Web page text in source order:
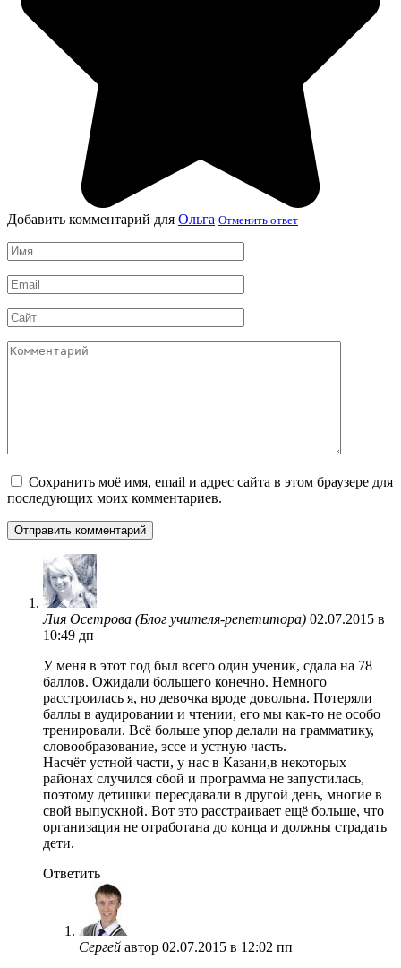
Добавить комментарий для Ольга Отменить ответ
Имя
*
Email
*
Сайт
Комментарий
Сохранить моё имя, email и адрес сайта в этом браузере для
последующих моих комментариев.
Лия Осетрова (Блог учителя-репетитора) 02.07.2015 в
10:49 дп
У меня в этот год был всего один ученик, сдала на 78
баллов. Ожидали большего конечно. Немного
расстроилась я, но девочка вроде довольна. Потеряли
баллы в аудировании и чтении, его мы как-то не особо
тренировали. Всё больше упор делали на грамматику,
словообразование, эссе и устную часть.
Насчёт устной части, у нас в Казани,в некоторых
районах случился сбой и программа не запустилась,
поэтому детишки пересдавали в другой день, многие в
свой выпускной. Вот это расстраивает ещё больше, что
организация не отработана до конца и должны страдать
дети.
Ответить
Сергей автор 02.07.2015 в 12:02 пп